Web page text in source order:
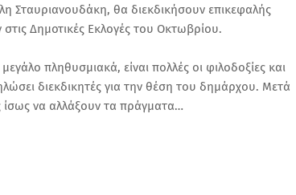
θα διεκδικήσουν επικεφαλής
Δημοτικές Εκλογές του Οκτωβρίου.
πληθυσμιακά, είναι πολλές οι φιλοδοξίες και
διεκδικητές για την θέση του δημάρχου. Μετά
ίσως να αλλάξουν τα πράγματα…